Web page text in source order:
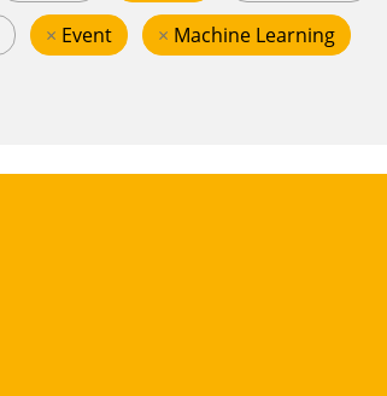
× Event × Machine Learning